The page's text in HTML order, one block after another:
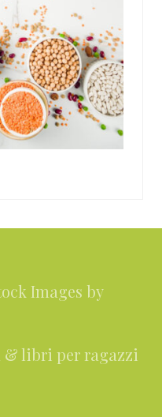
Images by
& libri per ragazzi